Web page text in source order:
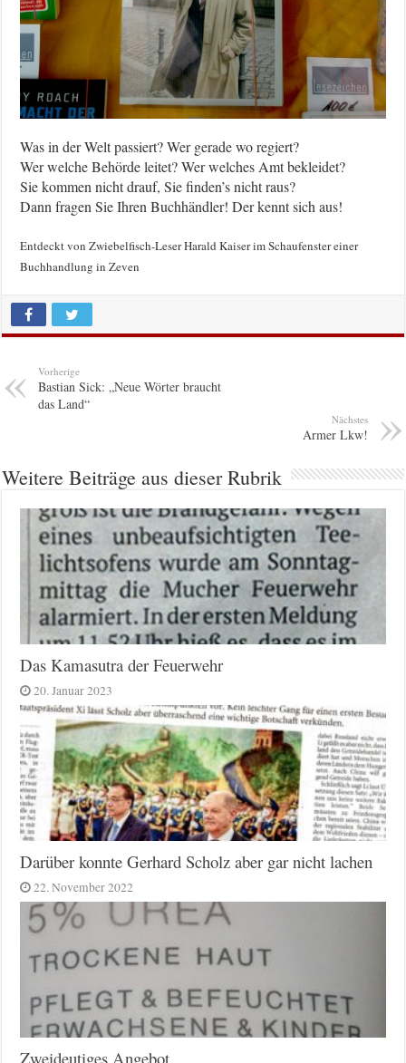
Was in der Welt passiert? Wer gerade wo regiert?
Wer welche Behörde leitet? Wer welches Amt bekleidet?
Sie kommen nicht drauf, Sie finden’s nicht raus?
Dann fragen Sie Ihren Buchhändler! Der kennt sich aus!
Entdeckt von Zwiebelfisch-Leser Harald Kaiser im Schaufenster einer
Buchhandlung in Zeven
Vorherige
Bastian Sick: „Neue Wörter braucht
das Land“
Nächstes
Armer Lkw!
Weitere Beiträge aus dieser Rubrik
Das Kamasutra der Feuerwehr
20. Januar 2023
Darüber konnte Gerhard Scholz aber gar nicht lachen
22. November 2022
Zweideutiges Angebot